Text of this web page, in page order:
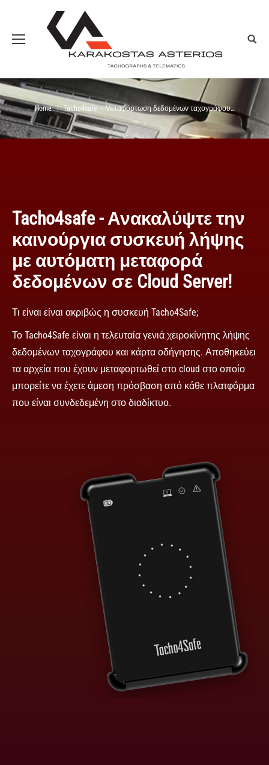
You are here:
Home Tacho4safe – Μεταφόρτωση δεδομένων ταχογράφου…
Tacho4safe - Ανακαλύψτε την
καινούργια συσκευή λήψης
με αυτόματη μεταφορά
δεδομένων σε Cloud Server!
Τι είναι είναι ακριβώς η συσκευή Tacho4Safe;
Το Tacho4Safe είναι η τελευταία γενιά χειροκίνητης λήψης
δεδομένων ταχογράφου και κάρτα οδήγησης. Αποθηκεύει
τα αρχεία που έχουν μεταφορτωθεί στο cloud στο οποίο
μπορείτε να έχετε άμεση πρόσβαση από κάθε πλατφόρμα
που είναι συνδεδεμένη στο διαδίκτυο.